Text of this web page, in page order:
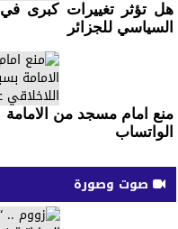
هل تؤثر تغييرات كبرى
السياسي للجزائر
منع امام مسجد من
الواتساب
صوت وصورة